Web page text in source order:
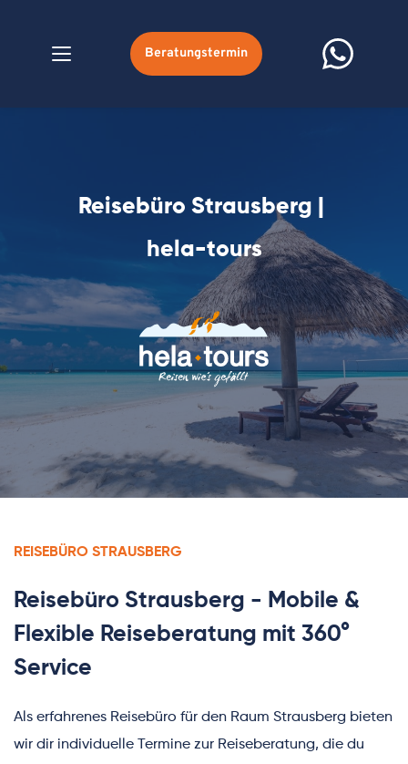
Beratungstermin
Reisebüro Strausberg |
hela-tours
REISEBÜRO STRAUSBERG
Reisebüro Strausberg - Mobile &
Flexible Reiseberatung mit 360°
Service
Als erfahrenes Reisebüro für den Raum Strausberg bieten
wir dir individuelle Termine zur Reiseberatung, die du